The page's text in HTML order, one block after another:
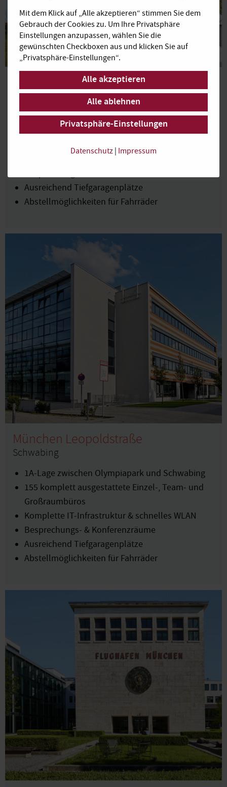
München Innenstadt
Theresienhöhe, Sendling
Repräsentative, zentrale City-Lage
40 komplett ausgestattete Einzel-, Team- und
Komplette IT-Infrastruktur & schnelles WLAN
Ausreichend Tiefgaragenplätze
Abstellmöglichkeiten für Fahrräder
München Leopoldstraße
Schwabing
1A-Lage zwischen Olympiapark und Schwabing
155 komplett ausgestattete Einzel-, Team- und
Großraumbüros
Komplette IT-Infrastruktur & schnelles WLAN
Besprechungs- & Konferenzräume
Ausreichend Tiefgaragenplätze
Abstellmöglichkeiten für Fahrräder
Mit dem Klick auf „Alle akzeptieren“ stimmen Sie dem
Gebrauch der Cookies zu. Um Ihre Privatsphäre
Einstellungen anzupassen, wählen Sie die
gewünschten Checkboxen aus und klicken Sie auf
„Privatsphäre-Einstellungen“.
Alle akzeptieren
Alle ablehnen
Privatsphäre-Einstellungen
Datenschutz | Impressum